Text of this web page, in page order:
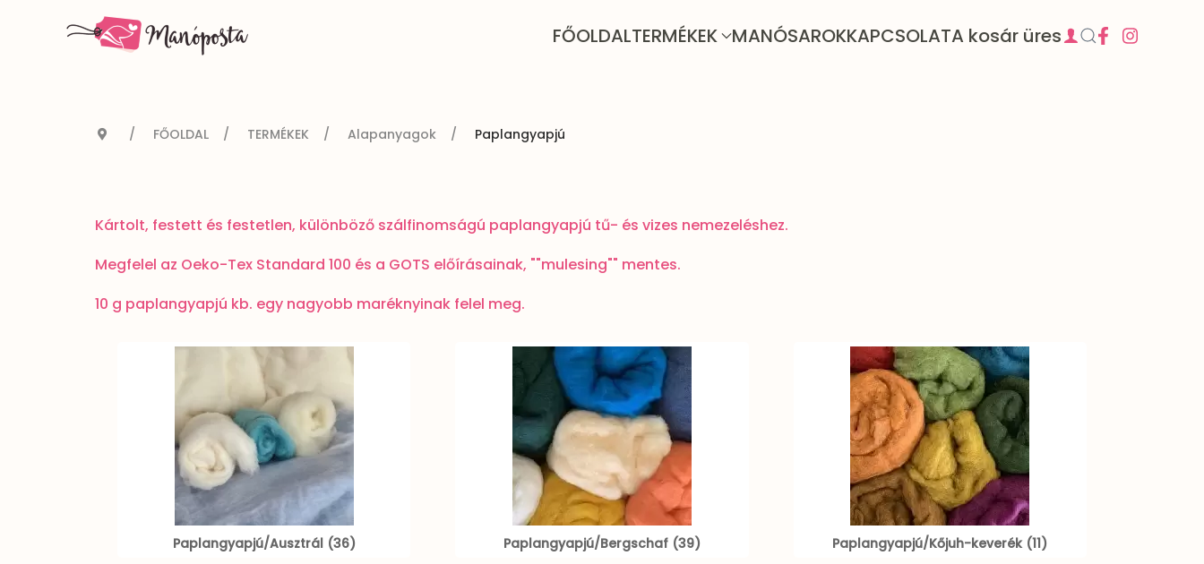
FŐOLDALTERMÉKEK MANÓSAROKKAPCSOLATA kosár üres
FŐOLDAL TERMÉKEK Alapanyagok Paplangyapjú
Kártolt, festett és festetlen, különböző szálfinomságú paplangyapjú tű- és vizes nemezeléshez.
Megfelel az Oeko-Tex Standard 100 és a GOTS előírásainak, ""mulesing"" mentes.
10 g paplangyapjú kb. egy nagyobb maréknyinak felel meg.
Paplangyapjú/Ausztrál (36) Paplangyapjú/Bergschaf (39) Paplangyapjú/Kőjuh-keverék (11)